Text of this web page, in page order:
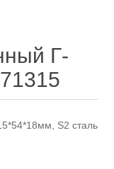
Г-
S2 сталь